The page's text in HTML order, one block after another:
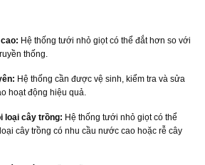
Hệ thống tưới nhỏ giọt có thể đắt hơn so với
thống.
Hệ thống cần được vệ sinh, kiểm tra và sửa
hoạt động hiệu quả.
loại cây trồng: Hệ thống tưới nhỏ giọt có thể
cây trồng có nhu cầu nước cao hoặc rễ cây